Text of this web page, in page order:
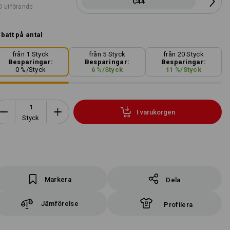
utförande
på antal
från 1 Styck
Besparingar:
0%/Styck
från 5 Styck
Besparingar:
6%/Styck
från 20 Styck
Besparingar:
11 %/Styck
Styck
I varukorgen
Markera Dela
Jämförelse Profilera